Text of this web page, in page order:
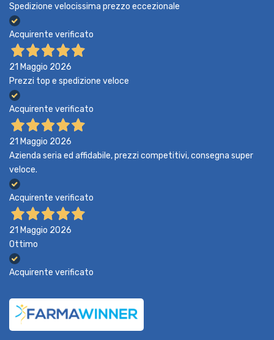
Spedizione velocissima prezzo eccezionale
Acquirente verificato
21 Maggio 2026
Prezzi top e spedizione veloce
Acquirente verificato
21 Maggio 2026
Azienda seria ed affidabile, prezzi competitivi, consegna super
veloce.
Acquirente verificato
21 Maggio 2026
Ottimo
Acquirente verificato